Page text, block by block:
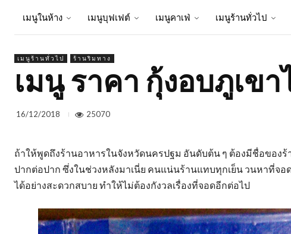
เมนูในห้าง เมนูบุฟเฟต์ เมนูคาเฟ่ เมนูร้านทั่วไป
เมนูร้านทั่วไป ร้านริมทาง
เมนู ราคา กุ้งอบภูเข
16/12/2018 25070
ถ้าให้พูดถึงร้านอาหารในจังหวัดนครปฐม อันดับต้น ๆ ต้องมีชื่อของร้
ปากต่อปาก ซึ่งในช่วงหลังมาเนี่ย คนแน่นร้านแทบทุกเย็น วนหาที่จอ
ได้อย่างสะดวกสบาย ทำให้ไม่ต้องกังวลเรื่องที่จอดอีกต่อไป